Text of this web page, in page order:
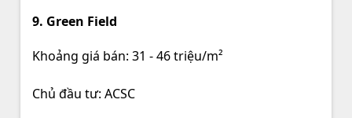
9. Green Field
Khoảng giá bán: 31 - 46 triệu/m²
Chủ đầu tư: ACSC